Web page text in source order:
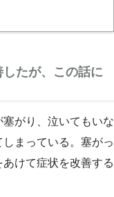
たが、この話に
がり、泣いてもいな
まっている。塞がっ
けて症状を改善する